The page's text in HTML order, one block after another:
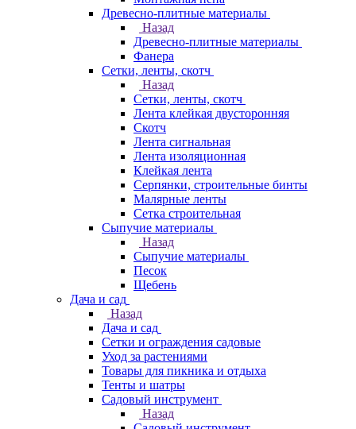
Древесно-плитные материалы
Назад
Древесно-плитные материалы
Фанера
Сетки, ленты, скотч
Назад
Сетки, ленты, скотч
Лента клейкая двусторонняя
Скотч
Лента сигнальная
Лента изоляционная
Клейкая лента
Серпянки, строительные бинты
Малярные ленты
Сетка строительная
Сыпучие материалы
Назад
Сыпучие материалы
Песок
Щебень
Дача и сад
Назад
Дача и сад
Сетки и ограждения садовые
Уход за растениями
Товары для пикника и отдыха
Тенты и шатры
Садовый инструмент
Назад